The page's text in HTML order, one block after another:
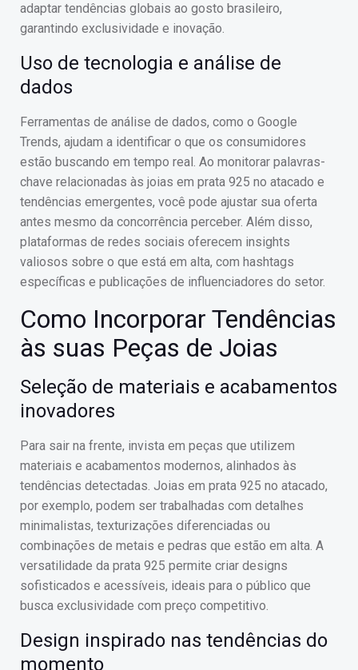
adaptar tendências globais ao gosto brasileiro,
garantindo exclusividade e inovação.
Uso de tecnologia e análise de
dados
Ferramentas de análise de dados, como o Google
Trends, ajudam a identificar o que os consumidores
estão buscando em tempo real. Ao monitorar palavras-
chave relacionadas às joias em prata 925 no atacado e
tendências emergentes, você pode ajustar sua oferta
antes mesmo da concorrência perceber. Além disso,
plataformas de redes sociais oferecem insights
valiosos sobre o que está em alta, com hashtags
específicas e publicações de influenciadores do setor.
Como Incorporar Tendências
às suas Peças de Joias
Seleção de materiais e acabamentos
inovadores
Para sair na frente, invista em peças que utilizem
materiais e acabamentos modernos, alinhados às
tendências detectadas. Joias em prata 925 no atacado,
por exemplo, podem ser trabalhadas com detalhes
minimalistas, texturizações diferenciadas ou
combinações de metais e pedras que estão em alta. A
versatilidade da prata 925 permite criar designs
sofisticados e acessíveis, ideais para o público que
busca exclusividade com preço competitivo.
Design inspirado nas tendências do
momento